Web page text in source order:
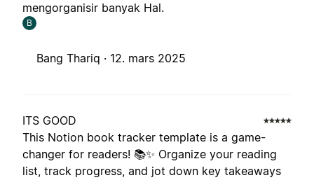
mengorganisir banyak Hal.
B
Bang Thariq · 12. mars 2025
ITS GOOD
This Notion book tracker template is a game-
changer for readers! 📚✨ Organize your reading
list, track progress, and jot down key takeaways